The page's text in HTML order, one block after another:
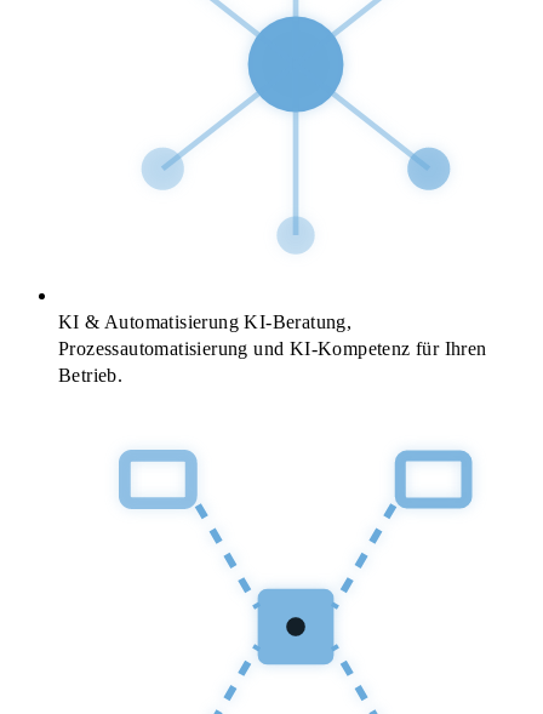
KI & AutomatisierungKI-Beratung,
Prozessautomatisierung und KI-Kompetenz für Ihren
Betrieb.